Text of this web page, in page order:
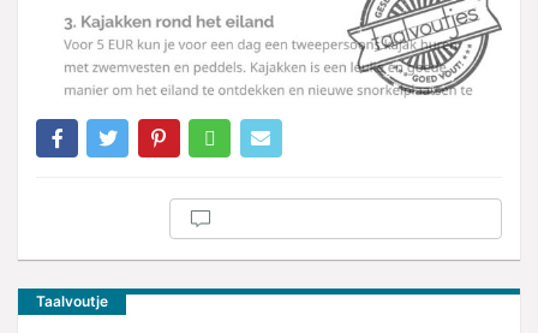
Taalvoutje